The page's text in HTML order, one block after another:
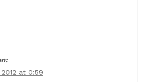
at 0:59